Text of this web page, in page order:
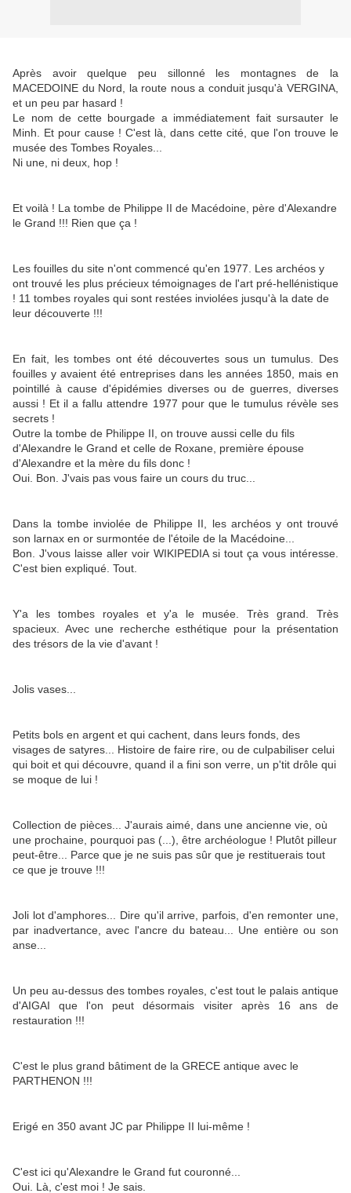
Après avoir quelque peu sillonné les montagnes de la
MACEDOINE du Nord, la route nous a conduit jusqu'à VERGINA,
et un peu par hasard !
Le nom de cette bourgade a immédiatement fait sursauter le
Minh. Et pour cause ! C'est là, dans cette cité, que l'on trouve le
musée des Tombes Royales...
Ni une, ni deux, hop !
Et voilà ! La tombe de Philippe II de Macédoine, père d'Alexandre
le Grand !!! Rien que ça !
Les fouilles du site n'ont commencé qu'en 1977. Les archéos y
ont trouvé les plus précieux témoignages de l'art pré-hellénistique
! 11 tombes royales qui sont restées inviolées jusqu'à la date de
leur découverte !!!
En fait, les tombes ont été découvertes sous un tumulus. Des
fouilles y avaient été entreprises dans les années 1850, mais en
pointillé à cause d'épidémies diverses ou de guerres, diverses
aussi ! Et il a fallu attendre 1977 pour que le tumulus révèle ses
secrets !
Outre la tombe de Philippe II, on trouve aussi celle du fils
d'Alexandre le Grand et celle de Roxane, première épouse
d'Alexandre et la mère du fils donc !
Oui. Bon. J'vais pas vous faire un cours du truc...
Dans la tombe inviolée de Philippe II, les archéos y ont trouvé
son larnax en or surmontée de l'étoile de la Macédoine...
Bon. J'vous laisse aller voir WIKIPEDIA si tout ça vous intéresse.
C'est bien expliqué. Tout.
Y'a les tombes royales et y'a le musée. Très grand. Très
spacieux. Avec une recherche esthétique pour la présentation
des trésors de la vie d'avant !
Jolis vases...
Petits bols en argent et qui cachent, dans leurs fonds, des
visages de satyres... Histoire de faire rire, ou de culpabiliser celui
qui boit et qui découvre, quand il a fini son verre, un p'tit drôle qui
se moque de lui !
Collection de pièces... J'aurais aimé, dans une ancienne vie, où
une prochaine, pourquoi pas (...), être archéologue ! Plutôt pilleur
peut-être... Parce que je ne suis pas sûr que je restituerais tout
ce que je trouve !!!
Joli lot d'amphores... Dire qu'il arrive, parfois, d'en remonter une,
par inadvertance, avec l'ancre du bateau... Une entière ou son
anse...
Un peu au-dessus des tombes royales, c'est tout le palais antique
d'AIGAI que l'on peut désormais visiter après 16 ans de
restauration !!!
C'est le plus grand bâtiment de la GRECE antique avec le
PARTHENON !!!
Erigé en 350 avant JC par Philippe II lui-même !
C'est ici qu'Alexandre le Grand fut couronné...
Oui. Là, c'est moi ! Je sais.